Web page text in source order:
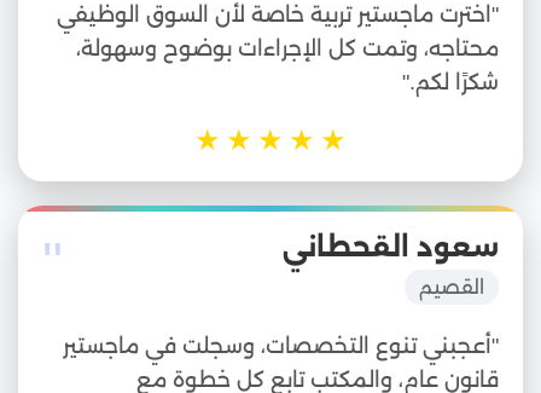
"اخترت ماجستير تربية خاصة لأن السوق الوظيفي
محتاجه، وتمت كل الإجراءات بوضوح وسهولة،
شكرًا لكم."
★
★
★
★
★
" سعود القحطاني
القصيم
"أعجبني تنوع التخصصات، وسجلت في ماجستير
قانون عام، والمكتب تابع كل خطوة مع